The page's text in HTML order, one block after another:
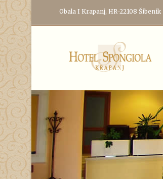
Obala I Krapanj, HR-22108 Šibenik